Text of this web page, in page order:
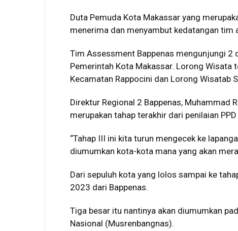
Duta Pemuda Kota Makassar yang
menerima dan menyambut kedatangan tim
Tim Assessment Bappenas mengunjungi
Pemerintah Kota Makassar. Lorong Wisata
Kecamatan Rappocini dan Lorong Wisatab
Direktur Regional 2 Bappenas, Muhammad
merupakan tahap terakhir dari penilaian
“Tahap III ini kita turun mengecek ke
diumumkan kota-kota mana yang akan
Dari sepuluh kota yang lolos sampai ke
2023 dari Bappenas.
Tiga besar itu nantinya akan diumumkan
Nasional (Musrenbangnas).